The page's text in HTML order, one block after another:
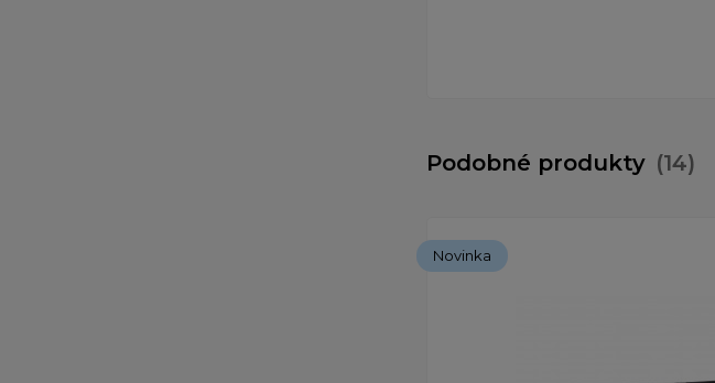
Podobné produkty (14)
Novinka